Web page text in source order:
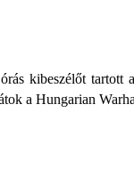
kibeszélőt tartott
a Hungarian